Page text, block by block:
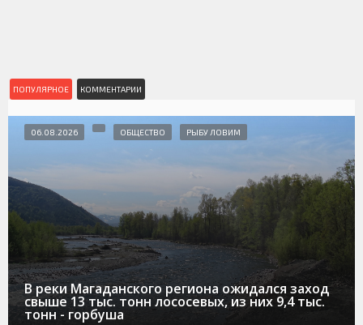
ПОПУЛЯРНОЕ КОММЕНТАРИИ
В реки Магаданского региона ожидался заход
свыше 13 тыс. тонн лососевых, из них 9,4 тыс.
тонн - горбуша
06.08.2026 ОБЩЕСТВО РЫБУ ЛОВИМ